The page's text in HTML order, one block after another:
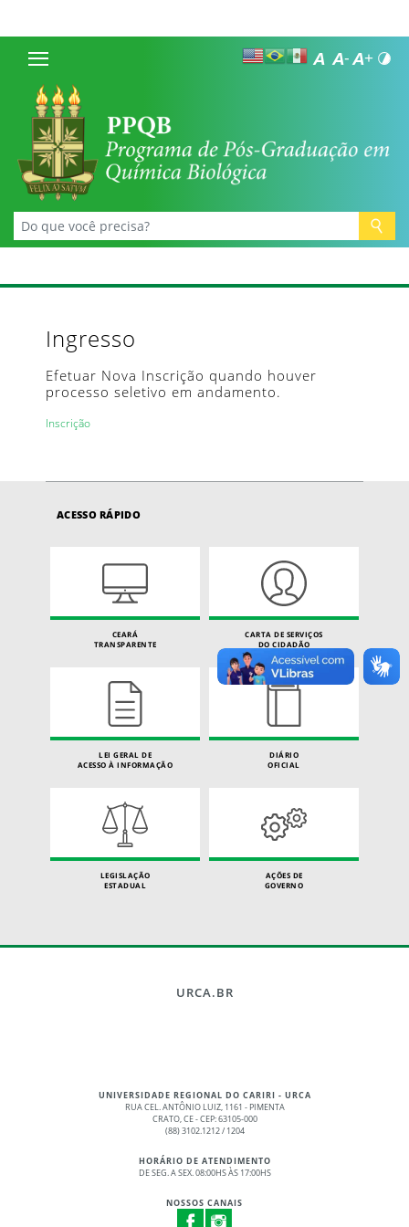
Ingresso
Efetuar Nova Inscrição quando houver
processo seletivo em andamento.
Inscrição
ACESSO RÁPIDO
CEARÁ
TRANSPARENTE
CARTA DE SERVIÇOS
DO CIDADÃO
LEI GERAL DE
ACESSO À INFORMAÇÃO
DIÁRIO
OFICIAL
LEGISLAÇÃO
ESTADUAL
AÇÕES DE
GOVERNO
URCA.BR
UNIVERSIDADE REGIONAL DO CARIRI - URCA
RUA CEL. ANTÔNIO LUIZ, 1161 - PIMENTA
CRATO, CE - CEP: 63105-000
(88) 3102.1212 / 1204
HORÁRIO DE ATENDIMENTO
DE SEG. A SEX. 08:00HS ÀS 17:00HS
NOSSOS CANAIS